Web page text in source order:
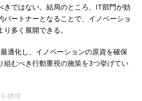
きではない。結局のところ、IT部門が効
パートナーとなることで、イノベーショ
多く展開できる。
適化し、イノベーションの原資を確保
組むべき行動重視の施策を3つ挙げてい
確保